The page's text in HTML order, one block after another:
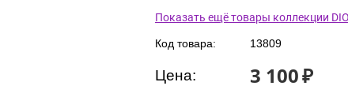
Показать ещё товары коллекции
Код товара: 13809
Цена: 3 100₽